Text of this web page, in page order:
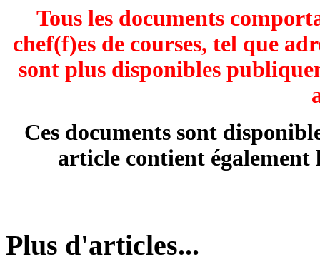
Tous les documents
chef(f)es de courses, tel que
sont plus disponibles
Ces documents sont
article contient également
Plus d'articles...